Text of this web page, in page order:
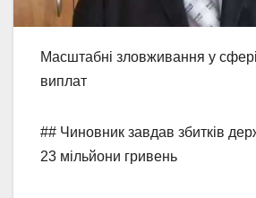
Масштабні зловживання у
виплат
## Чиновник завдав збитків
23 мільйони гривень